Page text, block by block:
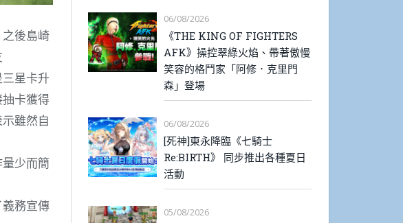
後島崎
星卡升
卡獲得
雖然自
少而簡
務宣傳
06/08/2026
《THE KING OF FIGHTERS
AFK》操控翠綠火焰、帶著傲慢
笑容的格鬥家「阿修．克里門
森」登場
06/08/2026
[死神]東永降臨《七騎士
Re:BIRTH》 同步推出各種夏日
活動
05/08/2026